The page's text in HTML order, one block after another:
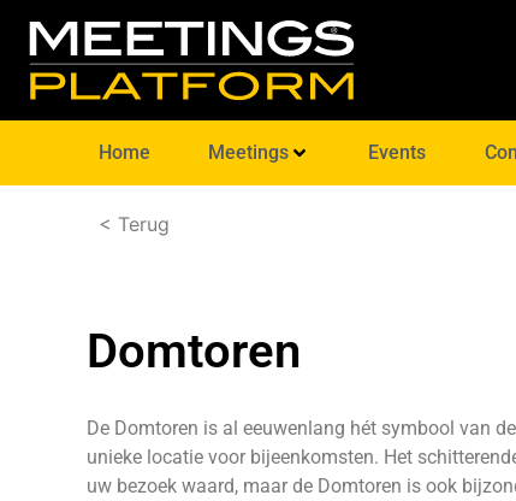
Home Meetings Events
< Terug
Domtoren
De Domtoren is al eeuwenlang hét symbool van
unieke locatie voor bijeenkomsten. Het
uw bezoek waard, maar de Domtoren is ook